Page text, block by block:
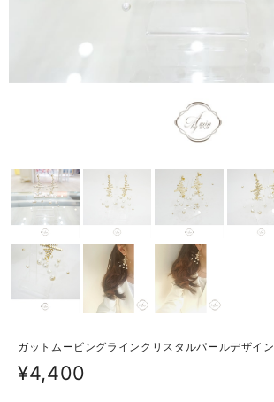
ガットムービングラインクリスタルパールデザイン
¥4,400